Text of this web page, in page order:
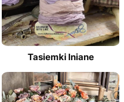
Tasiemki lniane